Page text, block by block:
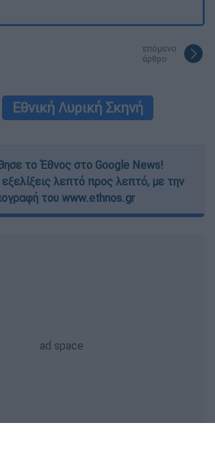
επόμενο
άρθρο
Εθνική Λυρική Σκηνή
το Έθνος στο Google News!
εξελίξεις λεπτό προς λεπτό, με την
του www.ethnos.gr